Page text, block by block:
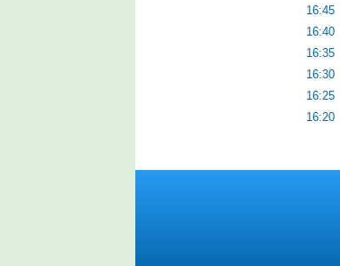
16:45
16:40
16:35
16:30
16:25
16:20